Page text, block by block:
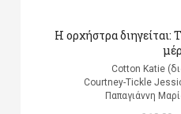
Η ορχήστρα διηγείται:
Cotton Katie
Courtney-Tickle
Παπαγιάννη